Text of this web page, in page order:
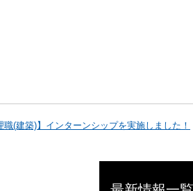
職(建築)】インターンシップを実施しました！